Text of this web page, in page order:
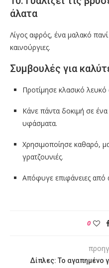
άλατα
Λίγος αφρός, ένα μαλακό
καινούργιες.
Συμβουλές για
Προτίμησε κλασικό λευκό
Κάνε πάντα δοκιμή σε ένα
υφάσματα.
Χρησιμοποίησε καθαρό,
γρατζουνιές.
Απόφυγε επιφάνειες από
0
Δίπλες: Το αγαπημένο